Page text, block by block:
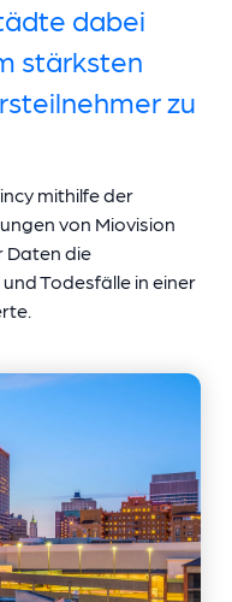
dabei
stärksten
zu
mithilfe der
von Miovision
Daten die
Todesfälle in einer